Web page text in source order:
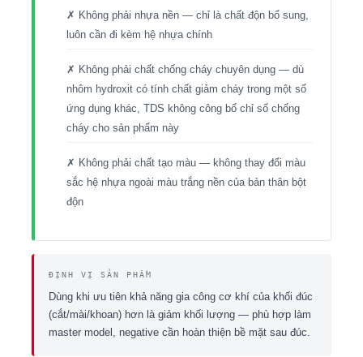
✗ Không phải nhựa nền — chỉ là chất độn bổ sung,
luôn cần đi kèm hệ nhựa chính
✗ Không phải chất chống cháy chuyên dụng — dù
nhôm hydroxit có tính chất giảm cháy trong một số
ứng dụng khác, TDS không công bố chỉ số chống
cháy cho sản phẩm này
✗ Không phải chất tạo màu — không thay đổi màu
sắc hệ nhựa ngoài màu trắng nền của bản thân bột
độn
ĐỊNH VỊ SẢN PHẨM
Dùng khi ưu tiên khả năng gia công cơ khí của khối đúc
(cắt/mài/khoan) hơn là giảm khối lượng — phù hợp làm
master model, negative cần hoàn thiện bề mặt sau đúc.